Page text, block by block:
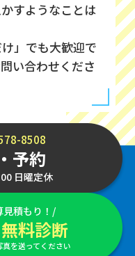
すようなことは
」でも大歓迎で
い合わせくださ
8508
予約
日曜定休
見積もり！/
無料診断
を送ってください